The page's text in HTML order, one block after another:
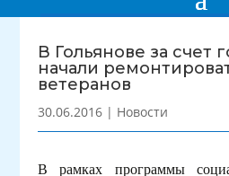
В Гольянове за счет
начали
ветеранов
30.06.2016 | Новости
В рамках программы